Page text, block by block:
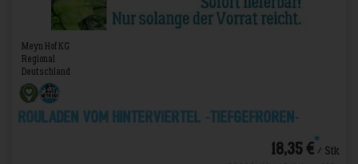
Meyn Hof KG
Regional
Deutschland
Rouladen vom Hinterviertel -TIEFGEFROREN-
18,35 €*/ Stk